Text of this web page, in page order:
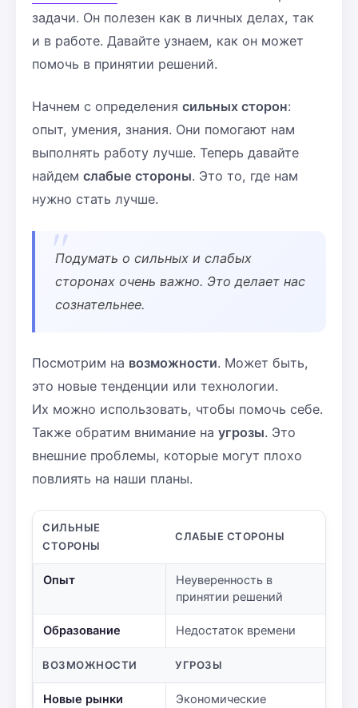
задачи. Он полезен как в личных делах, так
и в работе. Давайте узнаем, как он может
помочь в принятии решений.
Начнем с определения сильных сторон:
опыт, умения, знания. Они помогают нам
выполнять работу лучше. Теперь давайте
найдем слабые стороны. Это то, где нам
нужно стать лучше.
Подумать о сильных и слабых
сторонах очень важно. Это делает нас
сознательнее.
Посмотрим на возможности. Может быть,
это новые тенденции или технологии.
Их можно использовать, чтобы помочь себе.
Также обратим внимание на угрозы. Это
внешние проблемы, которые могут плохо
повлиять на наши планы.
СИЛЬНЫЕ
СТОРОНЫ
СЛАБЫЕ СТОРОНЫ
Опыт
Неуверенность в
принятии решений
Образование Недостаток времени
ВОЗМОЖНОСТИ УГРОЗЫ
Новые рынки
Экономические